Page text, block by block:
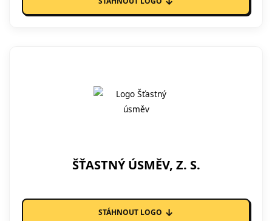
ŠŤASTNÝ ÚSMĚV, Z. S.
STÁHNOUT LOGO ↓